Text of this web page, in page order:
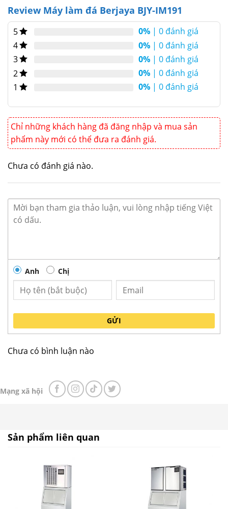
cho các cơ sở kinh doanh có nhu cầu
sử dụng đá viên lớn như quán cà phê,
trà sữa, nhà hàng, khách sạn hay
Máy làm đá Berjaya BJY-IM191
1. Chủ động nguồn cung cấp đá sạch
Đảm bảo vệ sinh an toàn thực phẩm: Thay vì
ràng, máy làm đá Berjaya BJY-IM191 sản xuất đá
sạch, tinh khiết và an toàn cho sức khỏe người
dùng.
nhỏ và vừa chủ động hoàn toàn về lượng đá cần
2. Tiết kiệm chi phí và tăng hiệu quả kinh doanh
Giảm chi phí mua đá
: Về lâu dài, việc tự sản
Review Máy làm đá Berjaya BJY-IM191
5 0% | 0 đánh giá
4
0% | 0 đánh giá
3
0% | 0 đánh giá
2
0% | 0 đánh giá
1
0% | 0 đánh giá
Chỉ những khách hàng đã đăng nhập và mua sản
phẩm này mới có thể đưa ra đánh giá.
Chưa có đánh giá nào.
Anh Chị
GỬI
Chưa có bình luận nào
Mạng xã hội
Sản phẩm liên quan